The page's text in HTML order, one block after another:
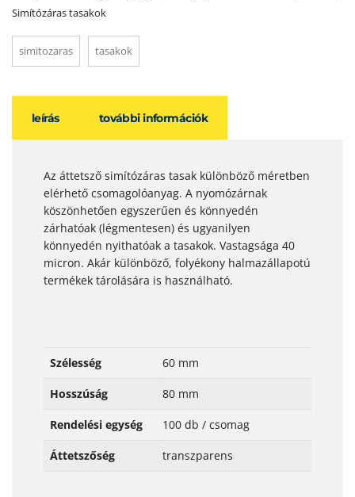
Simítózáras tasakok
simitozaras tasakok
leírás további információk
Az áttetsző simítózáras tasak különböző méretben
elérhető csomagolóanyag. A nyomózárnak
köszönhetően egyszerűen és könnyedén
zárhatóak (légmentesen) és ugyanilyen
könnyedén nyithatóak a tasakok. Vastagsága 40
micron. Akár különböző, folyékony halmazállapotú
termékek tárolására is használható.
Szélesség 60 mm
Hosszúság 80 mm
Rendelési egység 100 db / csomag
Áttetszőség transzparens